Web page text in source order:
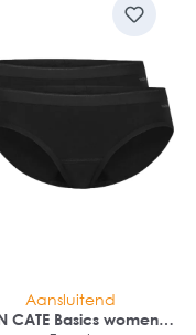
Aansluitend
CATE Basics women